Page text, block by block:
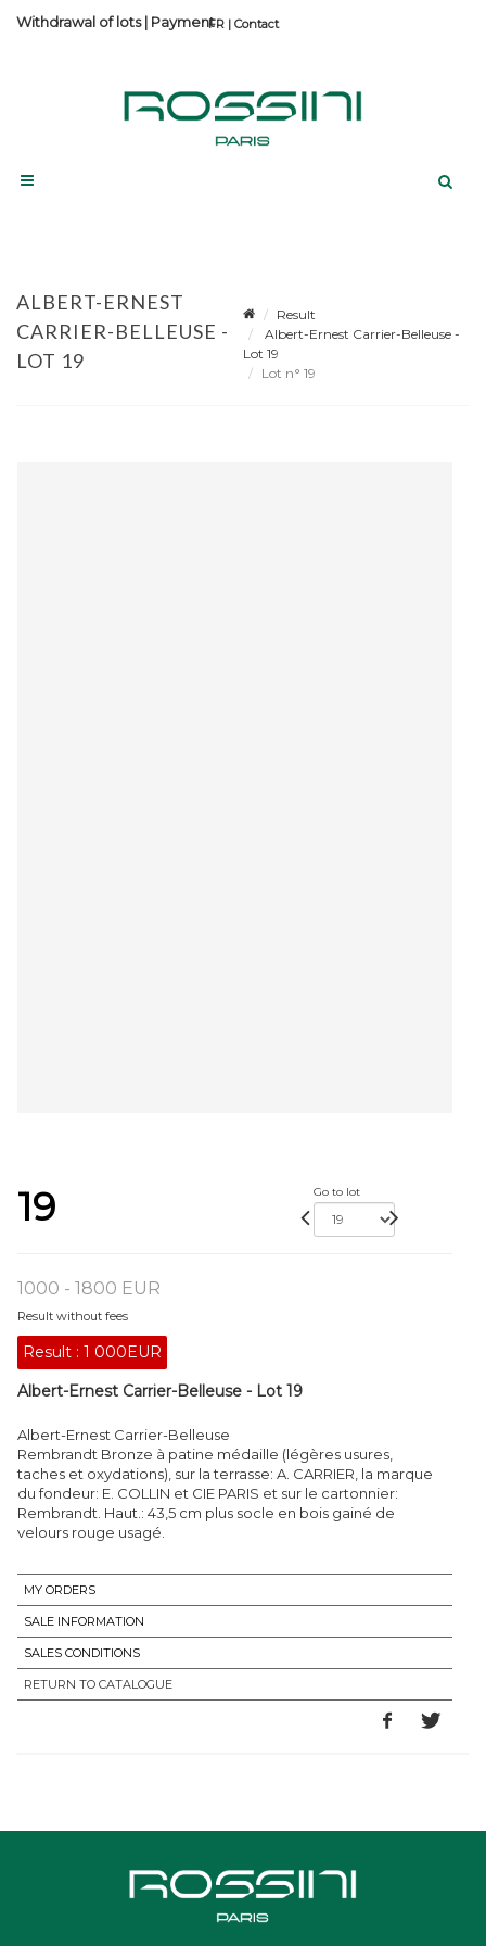
Contact
Withdrawal of lots| Payment
ALBERT-ERNEST
CARRIER-BELLEUSE -
LOT 19
Result
Albert-Ernest Carrier-Belleuse -
Lot 19
Lot n° 19
19 Go to lot
1000 - 1800 EUR
Result without fees
Result : 1 000EUR
Albert-Ernest Carrier-Belleuse - Lot 19
Albert-Ernest Carrier-Belleuse
Rembrandt Bronze à patine médaille (légères usures,
taches et oxydations), sur la terrasse: A. CARRIER, la marque
du fondeur: E. COLLIN et CIE PARIS et sur le cartonnier:
Rembrandt. Haut.: 43,5 cm plus socle en bois gainé de
velours rouge usagé.
MY ORDERS
SALE INFORMATION
SALES CONDITIONS
RETURN TO CATALOGUE